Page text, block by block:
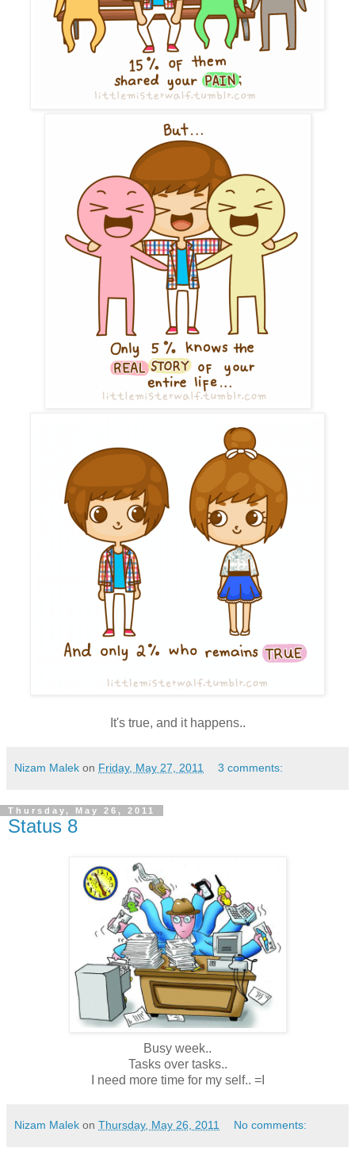
It's true, and it happens..
Nizam Malek on Friday, May 27, 2011 3 comments:
Thursday, May 26, 2011
Status 8
Busy week..
Tasks over tasks..
I need more time for my self.. =I
Nizam Malek on Thursday, May 26, 2011 No comments: